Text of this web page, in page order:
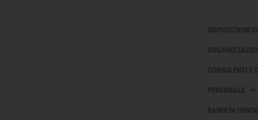
DISPOSIZIONI
CONSULENTI E
PERSONALE
BANDI DI